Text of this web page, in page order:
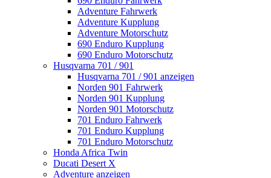
Adventure Fahrwerk
Adventure Kupplung
Adventure Motorschutz
690 Enduro Kupplung
690 Enduro Motorschutz
Husqvarna 701 / 901
Husqvarna 701 / 901 anzeigen
Norden 901 Fahrwerk
Norden 901 Kupplung
Norden 901 Motorschutz
701 Enduro Fahrwerk
701 Enduro Kupplung
701 Enduro Motorschutz
Honda Africa Twin
Ducati Desert X
Adventure anzeigen